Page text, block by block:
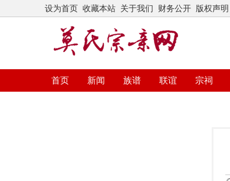
设为首页 收藏本站 关于我们 财务公开 版权声明
首页 新闻 族谱 联谊 宗祠